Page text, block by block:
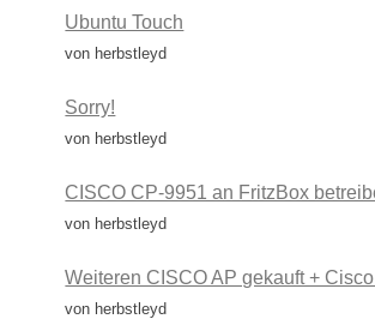
Ubuntu Touch
von herbstleyd
Sorry!
von herbstleyd
CISCO CP-9951 an FritzBox
von herbstleyd
Weiteren CISCO AP gekauft +
von herbstleyd